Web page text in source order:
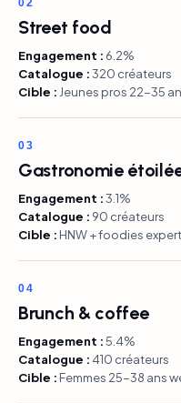
02
Street food
Engagement : 6.2%
Catalogue :320 créateurs
Cible : Jeunes pros 22-35
03
Gastronomie
Engagement :3.1%
Catalogue : 90 créateurs
Cible : HNW + foodies
04
Brunch & coffee
Engagement :5.4%
Catalogue : 410 créateurs
Cible : Femmes 25-38 ans